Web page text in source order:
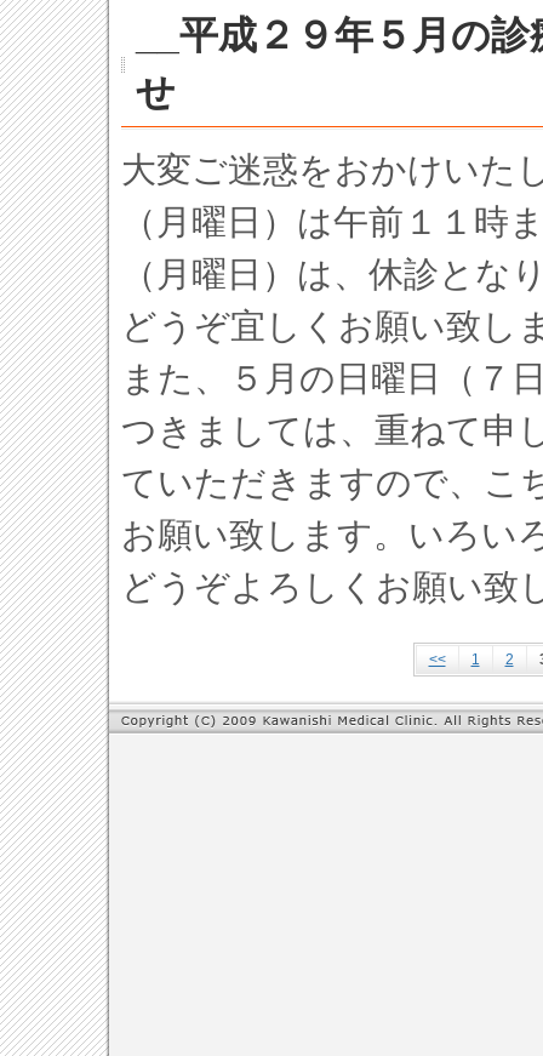
__平成２９年５月の
せ
大変ご迷惑をおかけいた
（月曜日）は午前１１時
（月曜日）は、休診と
どうぞ宜しくお願い致し
また、５月の日曜日（７
つきましては、重ねて申
ていただきますので、こ
お願い致します。いろい
どうぞよろしくお願い致
<< 1 2